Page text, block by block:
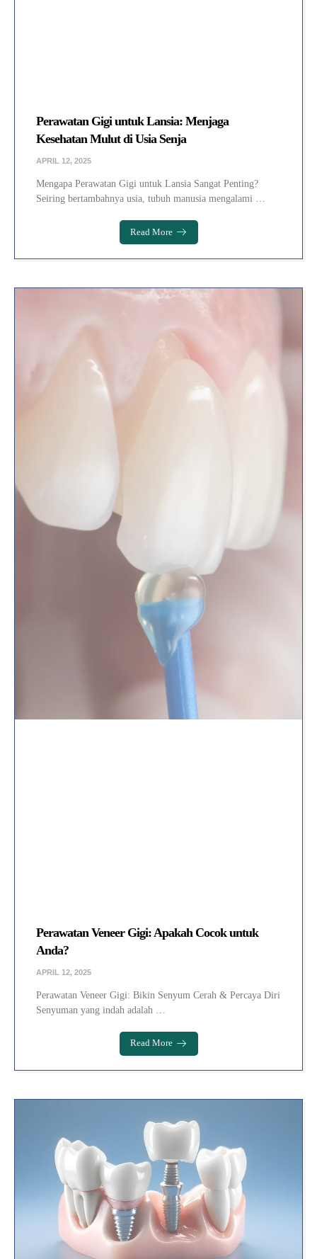
Perawatan Gigi untuk Lansia: Menjaga
Kesehatan Mulut di Usia Senja
APRIL 12, 2025
Mengapa Perawatan Gigi untuk Lansia Sangat Penting?
Seiring bertambahnya usia, tubuh manusia mengalami …
Read More
Perawatan Veneer Gigi: Apakah Cocok untuk
Anda?
APRIL 12, 2025
Perawatan Veneer Gigi: Bikin Senyum Cerah & Percaya Diri
Senyuman yang indah adalah …
Read More